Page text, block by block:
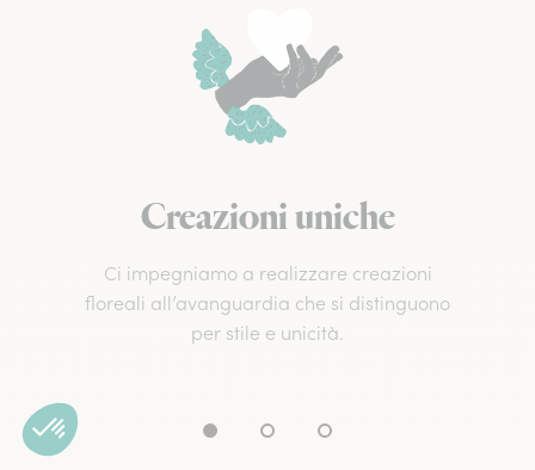
Creazioni uniche
Ci impegniamo a realizzare creazioni
floreali all’avanguardia che si distinguono
per stile e unicità.